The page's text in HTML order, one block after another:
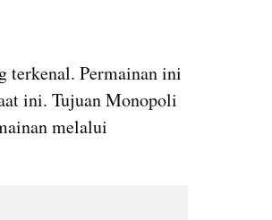
terkenal. Permainan ini
ini. Tujuan Monopoli
melalui